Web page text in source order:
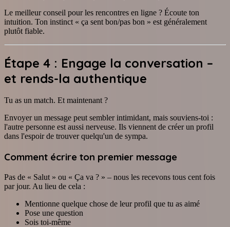
Le meilleur conseil pour les rencontres en ligne ? Écoute ton
intuition. Ton instinct « ça sent bon/pas bon » est généralement
plutôt fiable.
Étape 4 : Engage la conversation –
et rends-la authentique
Tu as un match. Et maintenant ?
Envoyer un message peut sembler intimidant, mais souviens-toi :
l'autre personne est aussi nerveuse. Ils viennent de créer un profil
dans l'espoir de trouver quelqu'un de sympa.
Comment écrire ton premier message
Pas de « Salut » ou « Ça va ? » – nous les recevons tous cent fois
par jour. Au lieu de cela :
Mentionne quelque chose de leur profil que tu as aimé
Pose une question
Sois toi-même